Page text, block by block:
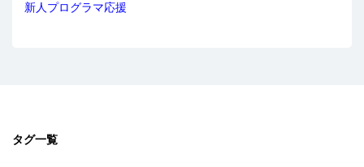
新人プログラマ応援
タグ一覧